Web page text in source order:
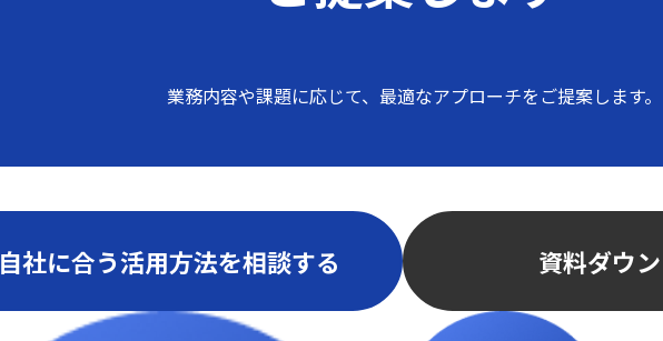
業務内容や課題に応じて、 最適なアプローチをご提案します。
自社に合う活用方法を相談する 資料ダウ